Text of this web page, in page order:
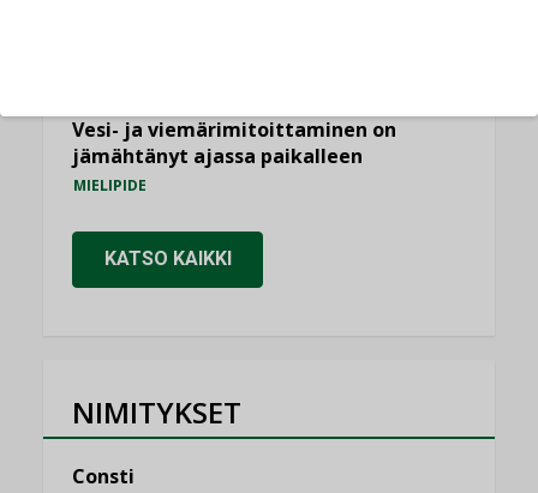
Vesi- ja viemärimitoittaminen on
jämähtänyt ajassa paikalleen
MIELIPIDE
KATSO KAIKKI
NIMITYKSET
Consti